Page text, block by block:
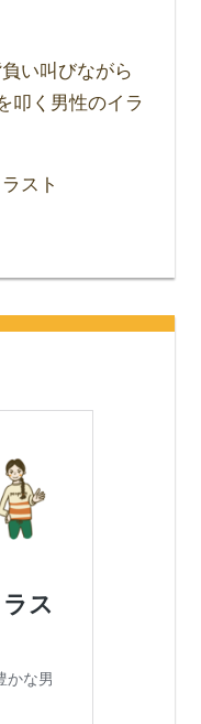
い叫びながら
叩く男性のイラ
スト